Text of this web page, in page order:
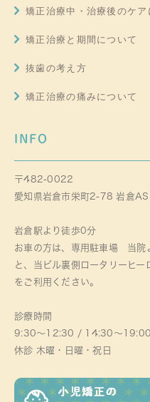
矯正治療中・治療後のケア
矯正治療と期間について
抜歯の考え方
矯正治療の痛みについて
INFO
〒482-0022
愛知県岩倉市栄町2-78 岩倉
岩倉駅より徒歩0分
お車の方は、専用駐車場 当院
と、当ビル裏側ロータリーヒ
をご利用ください。
診療時間
9:30～12:30 / 14:30～19:00
休診 木曜・日曜・祝日